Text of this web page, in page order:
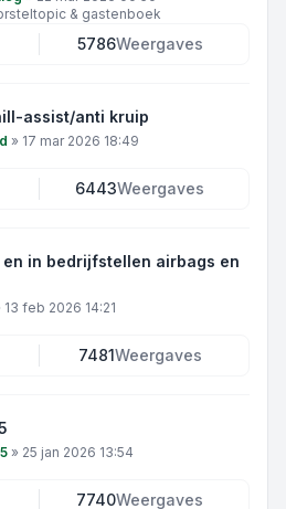
& gastenboek
5786Weergaves
assist/anti kruip
» 17 mar 2026 18:49
6443Weergaves
in bedrijfstellen airbags en
13 feb 2026 14:21
7481Weergaves
» 25 jan 2026 13:54
7740Weergaves